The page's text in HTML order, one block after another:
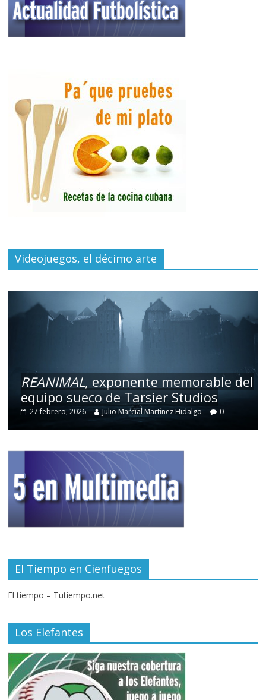
Videojuegos, el décimo arte
REANIMAL, exponente memorable del
equipo sueco de Tarsier Studios
27 febrero, 2026 Julio Marcial Martínez Hidalgo 0
El Tiempo en Cienfuegos
El tiempo – Tutiempo.net
Los Elefantes